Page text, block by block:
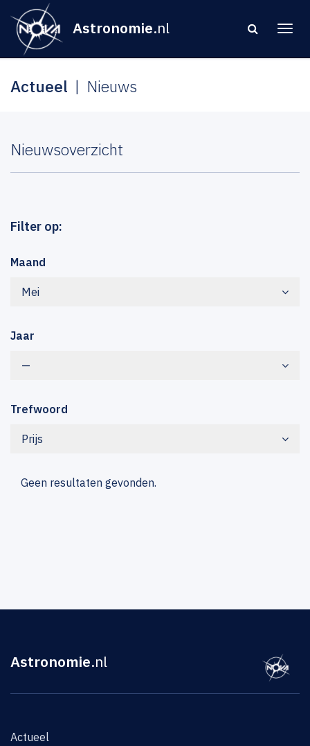
Astronomie.nl
Actueel Nieuws
Nieuwsoverzicht
Filter op:
Maand
Mei
Jaar
—
Trefwoord
Prijs
Geen resultaten gevonden.
Astronomie.nl
Actueel